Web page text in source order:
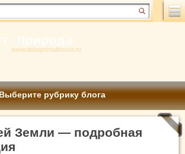
www.atlasprirodirossii.ru
Выберите рубрику блога
Земли — подробная